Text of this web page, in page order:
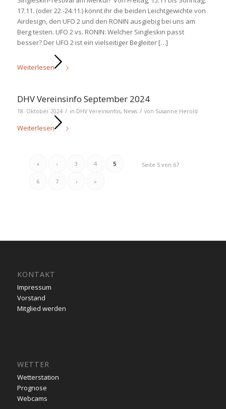
17.11. (oder 22.-24.11.) könnt ihr die beiden Leichtgewichte von
Airdesign, den UFO 2 und den RONIN ausgiebig bei uns am
Berg testen. UFO 2 vs. RONIN: Welcher Singleskin passt
besser? Der UFO 2 ist ein vielseitiger Begleiter […]
Weiterlesen
DHV Vereinsinfo September 2024
18. Oktober 2024 / in DHV Vereinsinfos, News / von Susanne Herold
Weiterlesen
Seite 5 von 67
« ‹ 3 4 5
6 7 › »
KONTAKT
Impressum
Vorstand
Mitglied werden
WETTER
Wetterstation
Prognose
Webcams